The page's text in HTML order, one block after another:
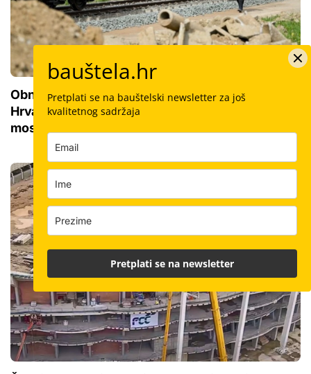
Obnova pruge od 200 milijuna eura na sjeveru
Hrvatske: Ministarstvo ima posebne zahtjeve za
most
bauštela.hr
Pretplati se na bauštelski newsletter za još
kvalitetnog sadržaja
Pretplati se na newsletter